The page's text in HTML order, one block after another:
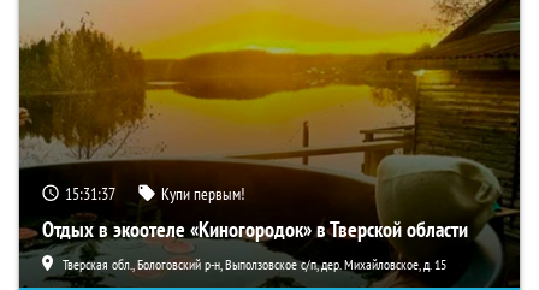
15:31:35 Купи первым!
Отдых в экоотеле «Киногородок» в Тверской области
Тверская обл., Бологовский р-н, Выползовское с/п, дер. Михайловское, д. 15